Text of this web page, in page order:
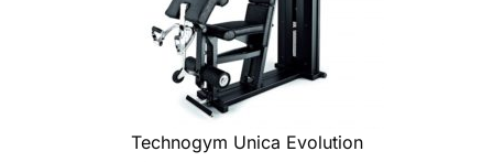
Technogym Unica Evolution